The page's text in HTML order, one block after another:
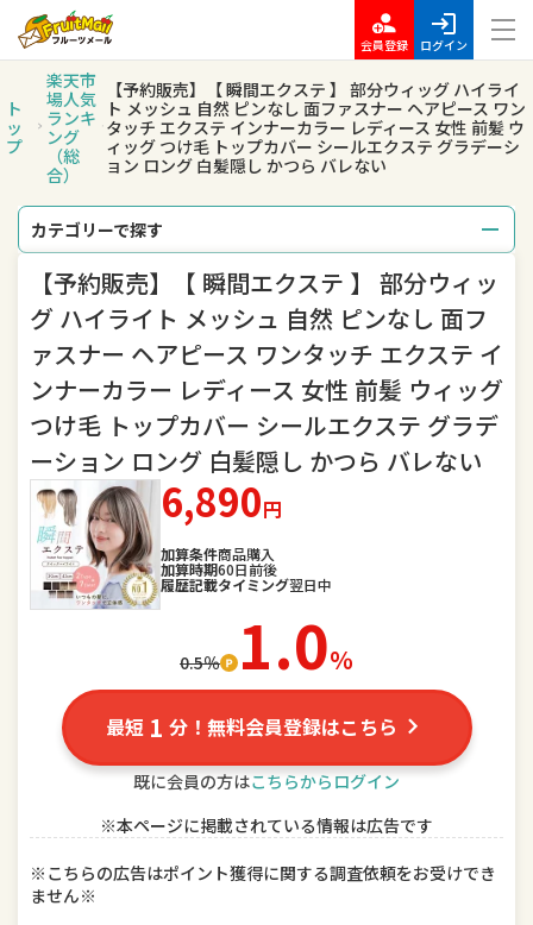
会員登録 ログイン
ト
ッ
プ
楽天市
場人気
ランキ
ング
（総
合）
【予約販売】【 瞬間エクステ 】 部分ウィッグ ハイライ
ト メッシュ 自然 ピンなし 面ファスナー ヘアピース ワン
タッチ エクステ インナーカラー レディース 女性 前髪 ウ
ィッグ つけ毛 トップカバー シールエクステ グラデーシ
ョン ロング 白髪隠し かつら バレない
カテゴリーで探す
総合 レディースファッション
メンズファッション インナー・下着・ナイトウェア
バッグ・小物・ブランド雑貨 靴
ジュエリー・アクセサリー
キッズ・ベビー・マタニティ おもちゃ
スポーツ・アウトドア
TV・オーディオ・カメラ
スマートフォン・タブレット 食品
スイーツ・お菓子 水・ソフトドリンク
ビール・洋酒 日本酒・焼酎
インテリア・寝具・収納 日用品雑貨・文房具・手芸
キッチン用品・食器・調理器具 本・雑誌・コミック
【予約販売】【 瞬間エクステ 】 部分ウィッ
グ ハイライト メッシュ 自然 ピンなし 面フ
ァスナー ヘアピース ワンタッチ エクステ イ
ンナーカラー レディース 女性 前髪 ウィッグ
つけ毛 トップカバー シールエクステ グラデ
ーション ロング 白髪隠し かつら バレない
6,890円
加算条件商品購入
加算時期60日前後
履歴記載タイミング翌日中
0.5％ 1.0％
最短 1 分！無料会員登録はこちら
既に会員の方はこちらからログイン
※本ページに掲載されている情報は広告です
※こちらの広告はポイント獲得に関する調査依頼をお受けでき
ません※